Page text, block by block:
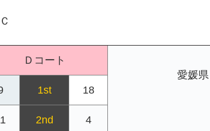
Ｄコート
愛媛県
1st 18
2nd 4